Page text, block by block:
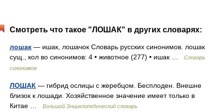
Смотреть что такое "ЛОШАК" в других словарях:
лошак — ишак, лошачок Словарь русских синонимов. лошак
сущ., кол во синонимов: 4 • животное (277) • ишак …
Словарь
синонимов
ЛОШАК — гибрид ослицы с жеребцом. Бесплоден. Внешне
близок к лошади. Хозяйственное значение имеет только в
Китае …
Большой Энциклопедический словарь